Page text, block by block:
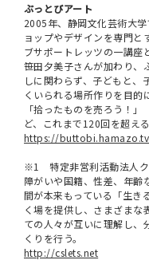
ぶっとびアート
2005年、静岡文化芸術大
ョップやデザインを専門と
ブサポートレッツの一講座
笹田夕美子さんが加わり、
しに関わらず、子どもと、
くいられる場所作りを目的
「拾ったものを売ろう！
ど、これまで120回を超え
https://
※1 特定非営利活動法人ク
障がいや国籍、性差、年齢
間が本来もっている「生き
く場を提供し、さまざまな
ての人々が互いに理解し、
くりを行う。
http://cslets.net